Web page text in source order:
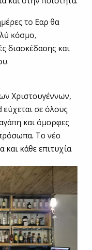
το Εαρ θα
κόσμο,
διασκέδασης και
Χριστουγέννων,
σε όλους
και όμορφες
Το νέο
και κάθε επιτυχία.